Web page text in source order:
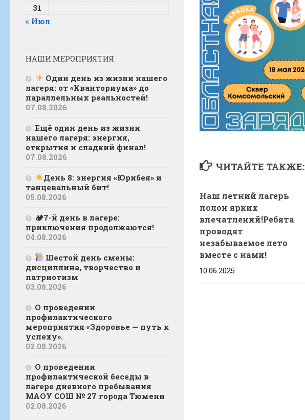
ЧИТАЙТЕ ТАКЖЕ:
Наш летний лагерь
полон ярких
впечатлений!Ребята
проводят
незабываемое лето
вместе с нами!
10.06.2025
31
« Июл
НАШИ МЕРОПРИЯТИЯ
Один день из жизни нашего
лагеря: от «Кванториума» до
параллельных реальностей!
07.08.2026
Ещё один день из жизни
нашего лагеря: энергия,
открытия и сладкий финал!
07.08.2026
День 8: энергия «Юрибея» и
танцевальный бит!
05.08.2026
🏕7-й день в лагере:
приключения продолжаются!
04.08.2026
Шестой день смены:
дисциплина, творчество и
патриотизм
03.08.2026
О проведении
профилактического
мероприятия «Здоровье — путь к
успеху».
02.08.2026
О проведении
профилактической беседы в
лагере дневного пребывания
МАОУ СОШ № 27 города Тюмени
02.08.2026